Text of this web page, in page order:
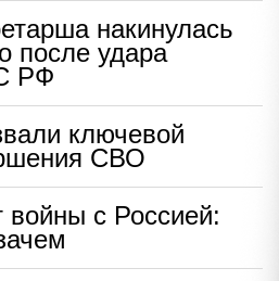
накинулась
после удара
РФ
ключевой
СВО
с Россией: